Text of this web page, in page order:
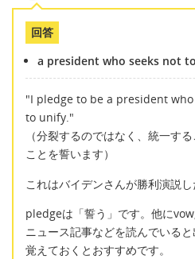
回答
a president who seeks not
"I pledge to be a president
to unify."
（分裂するのではなく、統一す
ことを誓います）
これはバイデンさんが勝利演説し
pledgeは「誓う」です。他に
ニュース記事などを読んでいる
覚えておくとおすすめです。